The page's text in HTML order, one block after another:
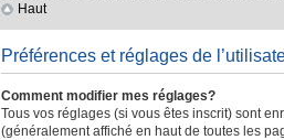
Haut
Préférences et réglages de
Comment modifier mes réglages?
Tous vos réglages (si vous êtes inscrit) sont
(généralement affiché en haut de toutes les